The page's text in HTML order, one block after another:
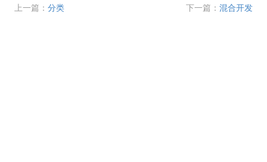
上一篇： 分类 下一篇： 混合开发